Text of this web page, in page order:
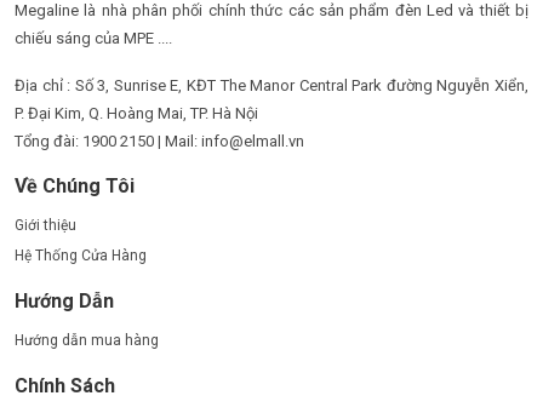
Megaline là nhà phân phối chính thức các sản phẩm đèn Led và thiết bị
chiếu sáng của MPE ....
Địa chỉ : Số 3, Sunrise E, KĐT The Manor Central Park đường Nguyễn Xiển,
P. Đại Kim, Q. Hoàng Mai, TP. Hà Nội
Tổng đài: 1900 2150 | Mail: info@elmall.vn
Về Chúng Tôi
Giới thiệu
Hệ Thống Cửa Hàng
Hướng Dẫn
Hướng dẫn mua hàng
Chính Sách